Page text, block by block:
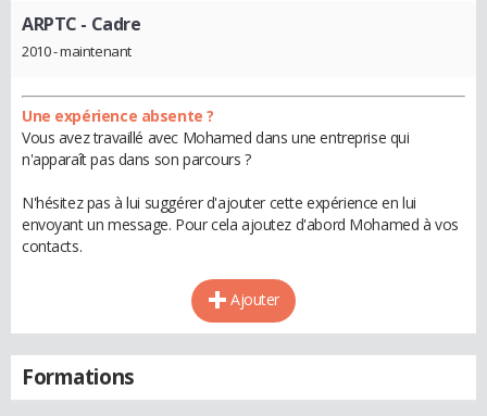
ARPTC - Cadre
2010 - maintenant
Une expérience absente ?
Vous avez travaillé avec Mohamed dans une entreprise qui
n'apparaît pas dans son parcours ?
N'hésitez pas à lui suggérer d'ajouter cette expérience en lui
envoyant un message. Pour cela ajoutez d'abord Mohamed à vos
contacts.
Ajouter
Formations